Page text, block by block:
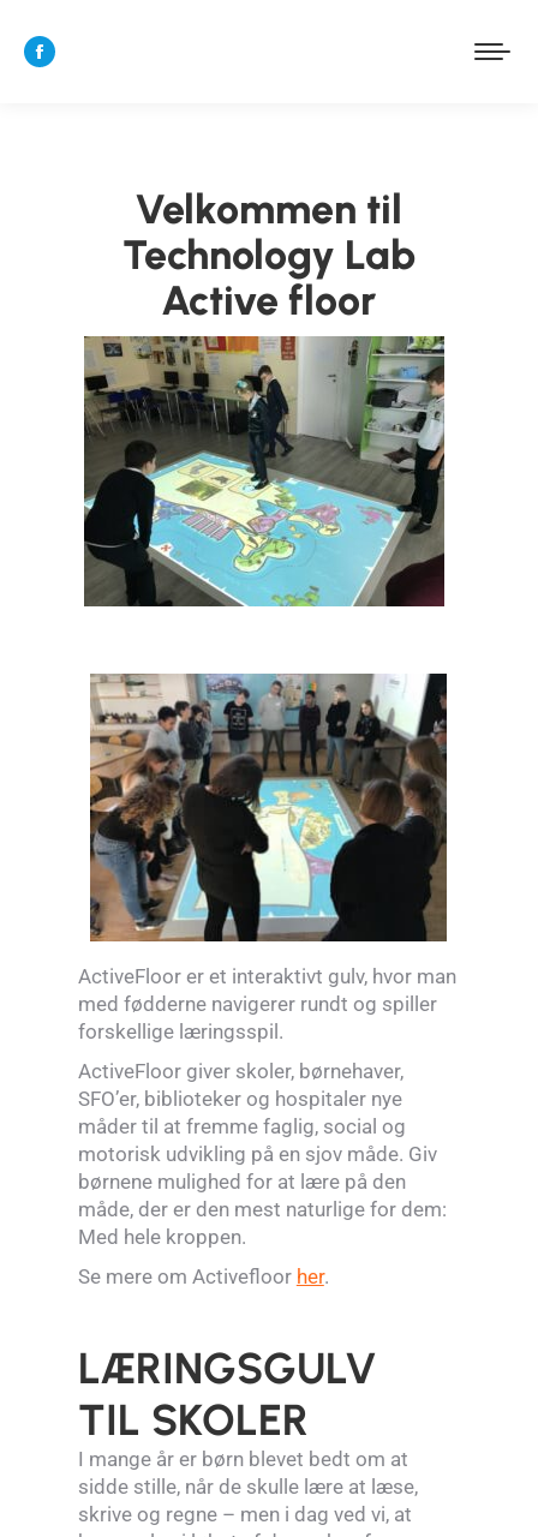
Facebook
Velkommen til
Technology Lab
Active floor
ActiveFloor er et interaktivt gulv, hvor man
med fødderne navigerer rundt og spiller
forskellige læringsspil.
ActiveFloor giver skoler, børnehaver,
SFO’er, biblioteker og hospitaler nye
måder til at fremme faglig, social og
motorisk udvikling på en sjov måde. Giv
børnene mulighed for at lære på den
måde, der er den mest naturlige for dem:
Med hele kroppen.
Se mere om Activefloor her.
LÆRINGSGULV
TIL SKOLER
I mange år er børn blevet bedt om at
sidde stille, når de skulle lære at læse,
skrive og regne – men i dag ved vi, at